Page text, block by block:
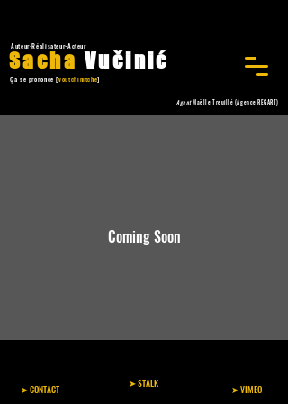
SachaVučinić
Ça se prononce [voutchinitche]
Agent Maëlle Treuillé (Agence REGART)
Auteur-Réalisateur-Acteur
Coming Soon
➤ CONTACT ➤ STALK ➤ VIMEO